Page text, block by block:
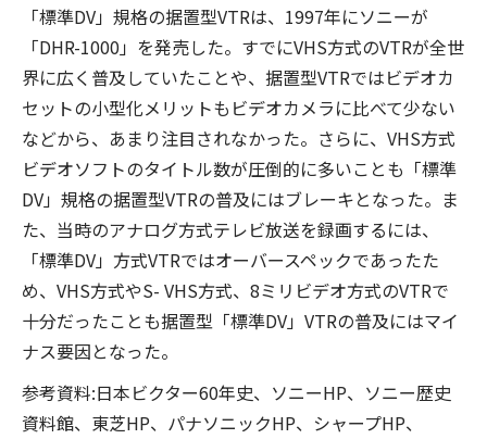
「標準DV」規格の据置型VTRは、1997年にソニーが
「DHR-1000」を発売した。すでにVHS方式のVTRが全世
界に広く普及していたことや、据置型VTRではビデオカ
セットの小型化メリットもビデオカメラに比べて少ない
などから、あまり注目されなかった。さらに、VHS方式
ビデオソフトのタイトル数が圧倒的に多いことも「標準
DV」規格の据置型VTRの普及にはブレーキとなった。ま
た、当時のアナログ方式テレビ放送を録画するには、
「標準DV」方式VTRではオーバースペックであったた
め、VHS方式やS- VHS方式、8ミリビデオ方式のVTRで
十分だったことも据置型「標準DV」VTRの普及にはマイ
ナス要因となった。
参考資料:日本ビクター60年史、ソニーHP、ソニー歴史
資料館、東芝HP、パナソニックHP、シャープHP、